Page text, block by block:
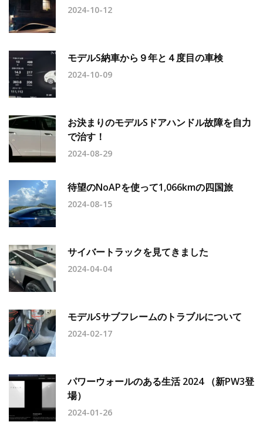
2024-10-12
モデルS納車から９年と４度目の車検
2024-10-09
お決まりのモデルSドアハンドル故障を自力
で治す！
2024-08-29
待望のNoAPを使って1,066kmの四国旅
2024-08-15
サイバートラックを見てきました
2024-04-04
モデルSサブフレームのトラブルについて
2024-02-17
パワーウォールのある生活 2024 （新PW3登
場）
2024-01-26